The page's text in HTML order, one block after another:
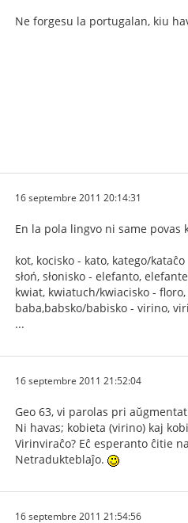
Ne forgesu la portugalan, kiu
16 septembre 2011 20:14:31
En la pola lingvo ni same
kot, kocisko - kato, katego/kataĉo
słoń, słonisko - elefanto,
kwiat, kwiatuch/kwiacisko -
baba,babsko/babisko - virino,
...
16 septembre 2011 21:52:04
Geo 63, vi parolas pri
Ni havas; kobieta (virino) kaj
Virinviraĉo? Eĉ esperanto ĉitie
Netradukteblaĵo.
16 septembre 2011 21:54:56